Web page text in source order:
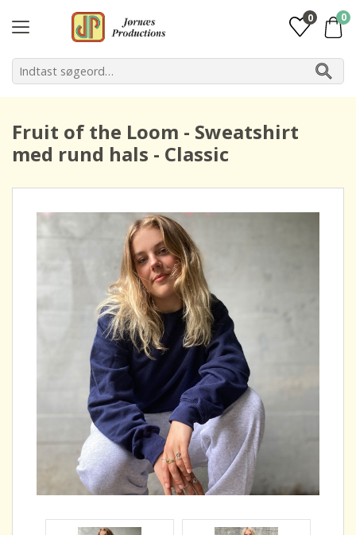
0 0
Fruit of the Loom - Sweatshirt
med rund hals - Classic